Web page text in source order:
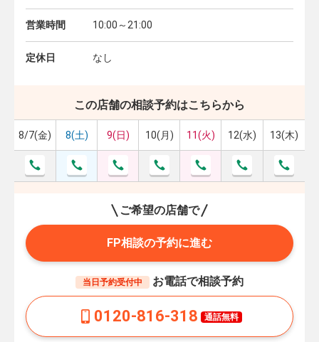
営業時間 10:00～21:00
定休日 なし
この店舗の相談予約はこちらから
8/7(金) 8(土) 9(日) 10(月) 11(火) 12(水) 13(木)
ご希望の店舗で
FP相談の予約に進む
当日予約受付中 お電話で相談予約
0120-816-318 通話無料